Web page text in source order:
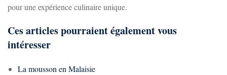
pour une expérience culinaire unique.
Ces articles pourraient également vous
intéresser
La mousson en Malaisie